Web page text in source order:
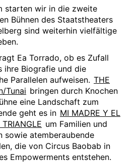
starten wir in die zweite
Bühnen des Staatstheaters
sind weiterhin vielfältige
Ea Torrado, ob es Zufall
ihre Biografie und die
Parallelen aufweisen. THE
Tunai bringen durch Knochen
eine Landschaft zum
geht es in MI MADRE Y EL
TRIANGLE um Familien und
sowie atemberaubende
die von Circus Baobab in
Empowerments entstehen.